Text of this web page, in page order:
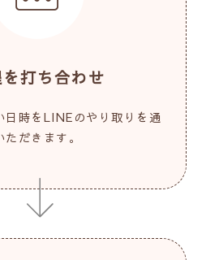
を打ち合わせ
日時をLINEのやり取りを通
だきます。